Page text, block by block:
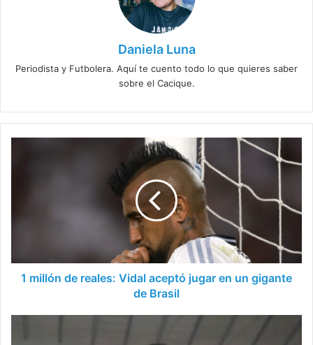
Daniela Luna
Periodista y Futbolera. Aquí te cuento todo lo que quieres saber
sobre el Cacique.
un
gigante
1 millón de reales: Vidal aceptó jugar en un gigante
de Brasil